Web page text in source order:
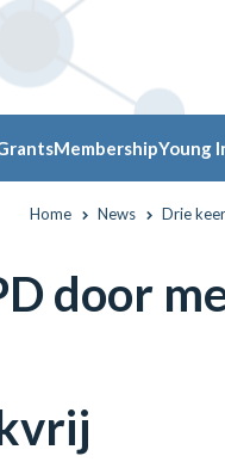
MembershipYoung
Home News Drie
door